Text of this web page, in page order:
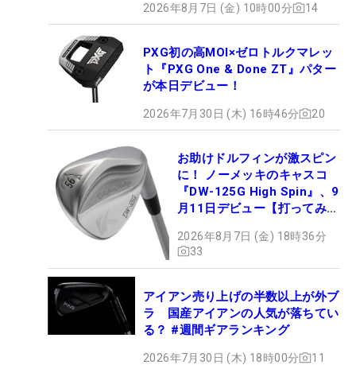
2026年8月7日 (金) 10時00分 14
PXG初の高MOI×ゼロトルクマレッ
ト『PXG One & Done ZT』パター
が本日デビュー！
2026年7月30日 (木) 16時46分 20
お助けドルフィンが激スピン
に！ ノーメッキのキャスコ
『DW-125G High Spin』、9
月11日デビュー【打ってみ
2026年8月7日 (金) 18時36分
33
アイアン売り上げの半数以上が外ブ
ラ 国産アイアンの人気が落ちてい
る？ #週間ギアランキング
2026年7月30日 (木) 18時00分 11